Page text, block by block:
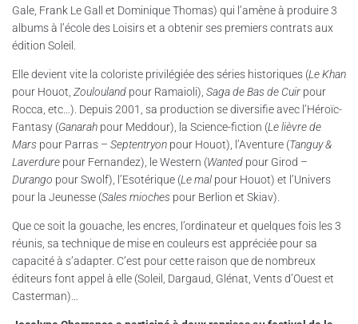
Gale, Frank Le Gall et Dominique Thomas) qui l’amène à produire 3
albums à l’école des Loisirs et a obtenir ses premiers contrats aux
édition Soleil.
Elle devient vite la coloriste privilégiée des séries historiques (Le Khan
pour Houot, Zoulouland pour Ramaioli), Saga de Bas de Cuir pour
Rocca, etc…). Depuis 2001, sa production se diversifie avec l’Héroïc-
Fantasy (Ganarah pour Meddour), la Science-fiction (Le lièvre de
Mars pour Parras – Septentryon pour Houot), l’Aventure (Tanguy &
Laverdure pour Fernandez), le Western (Wanted pour Girod –
Durango pour Swolf), l’Esotérique (Le mal pour Houot) et l’Univers
pour la Jeunesse (Sales mioches pour Berlion et Skiav).
Que ce soit la gouache, les encres, l’ordinateur et quelques fois les 3
réunis, sa technique de mise en couleurs est appréciée pour sa
capacité à s’adapter. C’est pour cette raison que de nombreux
éditeurs font appel à elle (Soleil, Dargaud, Glénat, Vents d’Ouest et
Casterman)…